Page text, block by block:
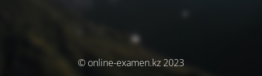
© online-examen.kz 2023